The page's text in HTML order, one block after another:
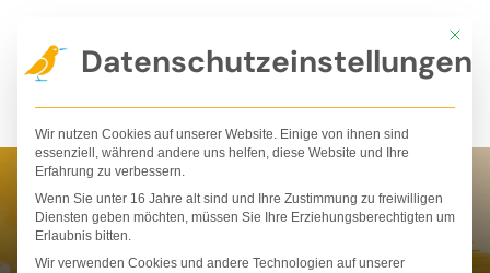
Inhalt
springen
Lilja Hindahl
Mit
Datenschutzeinstellungen
Wir nutzen Cookies auf unserer Website. Einige von ihnen sind
essenziell, während andere uns helfen, diese Website und Ihre
Erfahrung zu verbessern.
Wenn Sie unter 16 Jahre alt sind und Ihre Zustimmung zu freiwilligen
Diensten geben möchten, müssen Sie Ihre Erziehungsberechtigten um
Erlaubnis bitten.
Wir verwenden Cookies und andere Technologien auf unserer